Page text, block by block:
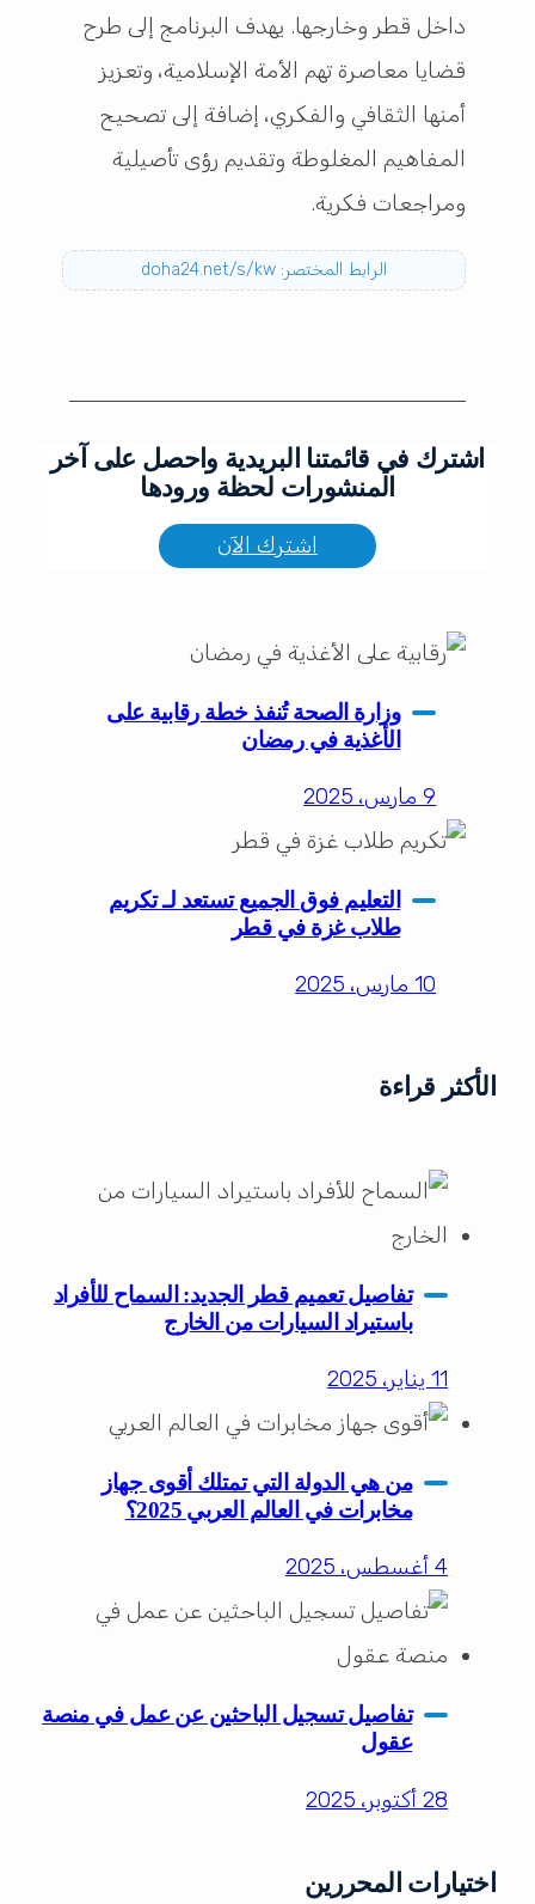
داخل قطر وخارجها. يهدف البرنامج إلى طرح
قضايا معاصرة تهم الأمة الإسلامية، وتعزيز
أمنها الثقافي والفكري، إضافة إلى تصحيح
المفاهيم المغلوطة وتقديم رؤى تأصيلية
ومراجعات فكرية.
الرابط المختصر: doha24.net/s/kw
اشترك في قائمتنا البريدية واحصل على آخر
المنشورات لحظة ورودها
اشترك الآن
وزارة الصحة تُنفذ خطة رقابية على
الأغذية في رمضان
9 مارس، 2025
التعليم فوق الجميع تستعد لـ تكريم
طلاب غزة في قطر
10 مارس، 2025
الأكثر قراءة
تفاصيل تعميم قطر الجديد: السماح للأفراد
باستيراد السيارات من الخارج
11 يناير، 2025
من هي الدولة التي تمتلك أقوى جهاز
مخابرات في العالم العربي 2025؟
4 أغسطس، 2025
تفاصيل تسجيل الباحثين عن عمل في منصة
عقول
28 أكتوبر، 2025
اختيارات المحررين